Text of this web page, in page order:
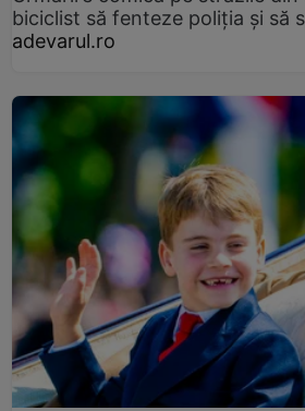
biciclist să fenteze poliția și să
adevarul.ro